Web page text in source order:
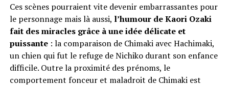
Ces scènes pourraient vite devenir embarrassantes pour
le personnage mais là aussi, l’humour de Kaori Ozaki
fait des miracles grâce à une idée délicate et
puissante: la comparaison de Chimaki avec Hachimaki,
un chien qui fut le refuge de Nichiko durant son enfance
difficile. Outre la proximité des prénoms, le
comportement fonceur et maladroit de Chimaki est